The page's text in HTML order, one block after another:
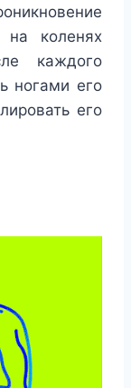
на коленях
каждого
ногами его
его